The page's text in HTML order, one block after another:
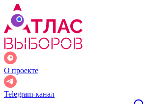
О проекте
Telegram-канал